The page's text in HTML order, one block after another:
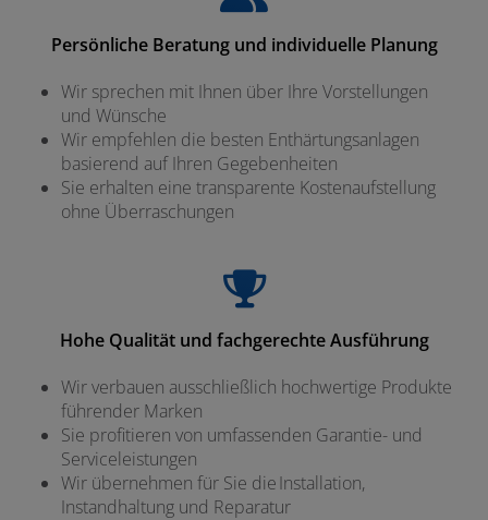
Persönliche Beratung und individuelle Planung
Wir sprechen mit Ihnen über Ihre Vorstellungen
und Wünsche
Wir empfehlen die besten Enthärtungsanlagen
basierend auf Ihren Gegebenheiten
Sie erhalten eine transparente Kostenaufstellung
ohne Überraschungen
Hohe Qualität und fachgerechte Ausführung
Wir verbauen ausschließlich hochwertige Produkte
führender Marken
Sie profitieren von umfassenden Garantie- und
Serviceleistungen
Wir übernehmen für Sie die Installation,
Instandhaltung und Reparatur